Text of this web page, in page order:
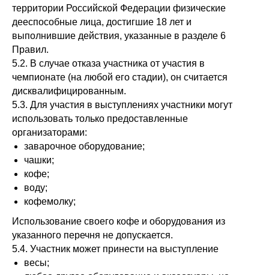
территории Российской Федерации физические
дееспособные лица, достигшие 18 лет и
выполнившие действия, указанные в разделе 6
Правил.
5.2. В случае отказа участника от участия в
чемпионате (на любой его стадии), он считается
дисквалифицированным.
5.3. Для участия в выступлениях участники могут
использовать только предоставленные
организаторами:
заварочное оборудование;
чашки;
кофе;
воду;
кофемолку;
Использование своего кофе и оборудования из
указанного перечня не допускается.
5.4. Участник может принести на выступление
весы;